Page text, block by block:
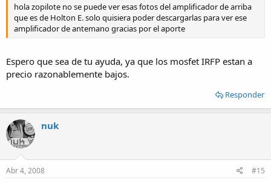
hola zopilote no se puede ver esas fotos del amplificador de arriba
que es de Holton E. solo quisiera poder descargarlas para ver ese
amplificador de antemano gracias por el aporte
Espero que sea de tu ayuda, ya que los mosfet IRFP estan a
precio razonablemente bajos.
Responder
nuk
Abr 4, 2008 #15